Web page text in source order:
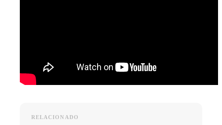
RELACIONADO